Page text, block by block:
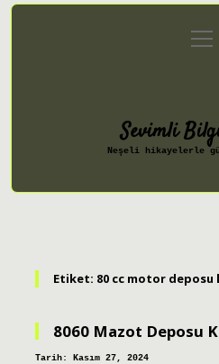
aç
Sevimli
Neşeli hikayelerle
Etiket: 80 cc motor deposu
8060 Mazot Deposu
Tarih: Kasım 27, 2024